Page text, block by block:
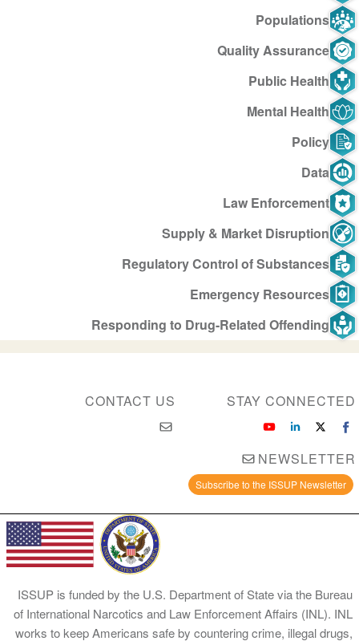
Populations
Quality Assurance
Public Health
Mental Health
Policy
Data
Law Enforcement
Supply & Market Disruption
Regulatory Control of Substances
Emergency Resources
Responding to Drug-Related Offending
CONTACT US STAY CONNECTED
NEWSLETTER
Subscribe to the ISSUP Newsletter
ISSUP is funded by the U.S. Department of State via the Bureau
of International Narcotics and Law Enforcement Affairs (INL). INL
works to keep Americans safe by countering crime, illegal drugs,